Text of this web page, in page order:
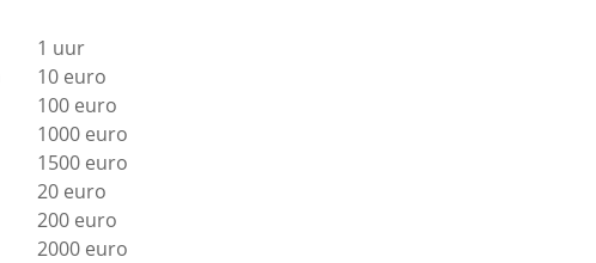
1 uur
10 euro
100 euro
1000 euro
1500 euro
20 euro
200 euro
2000 euro